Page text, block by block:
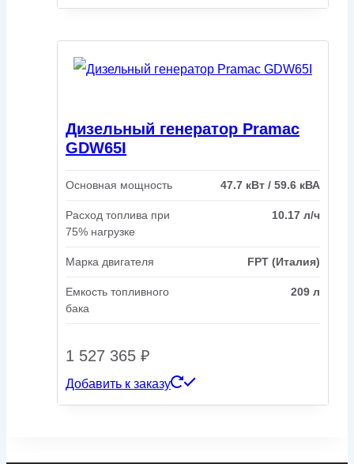
Дизельный генератор Pramac
GDW65I
Основная мощность 47.7 кВт / 59.6 кВА
Расход топлива при
75% нагрузке
10.17 л/ч
Марка двигателя FPT (Италия)
Емкость топливного
бака
209 л
1 527 365 ₽
Добавить к заказу